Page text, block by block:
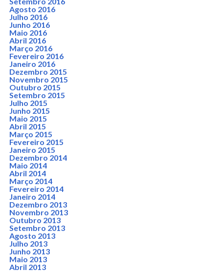
Agosto 2016
Julho 2016
Junho 2016
Maio 2016
Abril 2016
Março 2016
Fevereiro 2016
Janeiro 2016
Dezembro 2015
Novembro 2015
Outubro 2015
Setembro 2015
Julho 2015
Junho 2015
Maio 2015
Abril 2015
Março 2015
Fevereiro 2015
Janeiro 2015
Dezembro 2014
Maio 2014
Abril 2014
Março 2014
Fevereiro 2014
Janeiro 2014
Dezembro 2013
Novembro 2013
Outubro 2013
Setembro 2013
Agosto 2013
Julho 2013
Junho 2013
Maio 2013
Abril 2013